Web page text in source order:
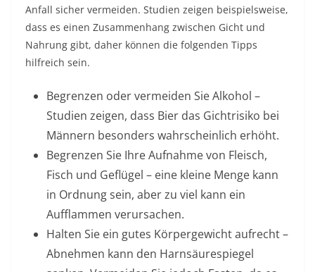
Anfall sicher vermeiden. Studien zeigen beispielsweise,
dass es einen Zusammenhang zwischen Gicht und
Nahrung gibt, daher können die folgenden Tipps
hilfreich sein.
Begrenzen oder vermeiden Sie Alkohol –
Studien zeigen, dass Bier das Gichtrisiko bei
Männern besonders wahrscheinlich erhöht.
Begrenzen Sie Ihre Aufnahme von Fleisch,
Fisch und Geflügel – eine kleine Menge kann
in Ordnung sein, aber zu viel kann ein
Aufflammen verursachen.
Halten Sie ein gutes Körpergewicht aufrecht –
Abnehmen kann den Harnsäurespiegel